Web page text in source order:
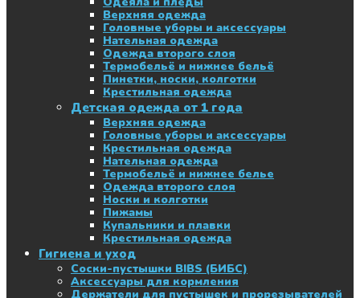
Верхняя одежда
Головные уборы и аксессуары
Нательная одежда
Одежда второго слоя
Термобельё и нижнее бельё
Пинетки, носки, колготки
Крестильная одежда
Детская одежда от 1 года
Верхняя одежда
Головные уборы и аксессуары
Крестильная одежда
Нательная одежда
Термобельё и нижнее белье
Одежда второго слоя
Носки и колготки
Пижамы
Купальники и плавки
Крестильная одежда
Гигиена и уход
Соски-пустышки BIBS (БИБС)
Аксессуары для кормления
Держатели для пустышек и прорезывателей